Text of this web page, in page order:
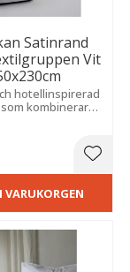
Satinrand
Vit
hotellinspirerad
kombinerar
VARUKORGEN